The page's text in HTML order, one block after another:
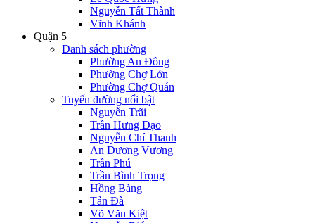
Nguyễn Tất Thành
Vĩnh Khánh
Quận 5
Danh sách phường
Phường An Đông
Phường Chợ Lớn
Phường Chợ Quán
Tuyến đường nổi bật
Nguyễn Trãi
Trần Hưng Đạo
Nguyễn Chí Thanh
An Dương Vương
Trần Phú
Trần Bình Trọng
Hồng Bàng
Tản Đà
Võ Văn Kiệt